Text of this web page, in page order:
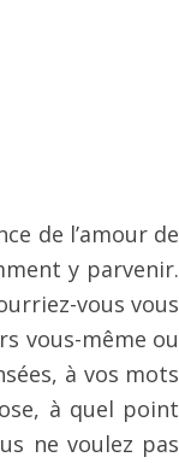
de l’amour de
y parvenir.
vous vous
vous-même ou
à vos mots
à quel point
ne voulez pas